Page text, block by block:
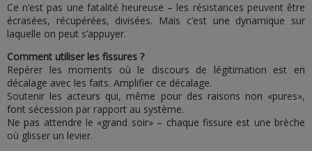
Ce n’est pas une fatalité heureuse – les résistances peuvent être
écrasées, récupérées, divisées. Mais c’est une dynamique sur
laquelle on peut s’appuyer.
Comment utiliser les fissures ?
Repérer les moments où le discours de légitimation est en
décalage avec les faits. Amplifier ce décalage.
Soutenir les acteurs qui, même pour des raisons non «pures»,
font sécession par rapport au système.
Ne pas attendre le «grand soir» – chaque fissure est une brèche
où glisser un levier.